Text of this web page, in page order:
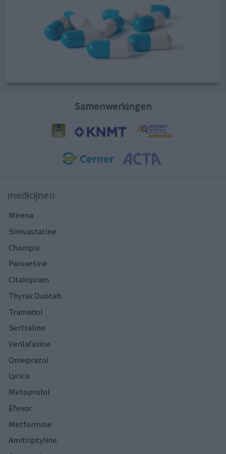
Samenwerkingen
medicijnen
Mirena
Simvastatine
Champix
Paroxetine
Citalopram
Thyrax Duotab
Tramadol
Sertraline
Venlafaxine
Omeprazol
Lyrica
Metoprolol
Efexor
Metformine
Amitriptyline